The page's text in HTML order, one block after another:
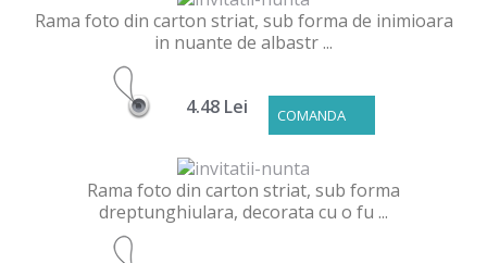
Rama foto din carton striat, sub forma de inimioara
in nuante de albastr ...
COMANDA
4.48 Lei
Rama foto din carton striat, sub forma
dreptunghiulara, decorata cu o fu ...